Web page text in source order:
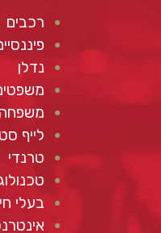
רכבים
נדלן
משפחה
לייף
טרנדי
בעלי